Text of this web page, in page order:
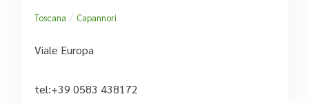
Toscana / Capannori
Viale Europa
tel:+39 0583 438172